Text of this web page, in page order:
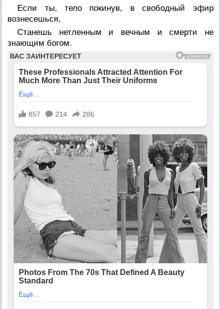
Если ты, тело покинув, в свободный эфир
вознесешься,
Станешь нетленным и вечным и смерти не
знающим богом.